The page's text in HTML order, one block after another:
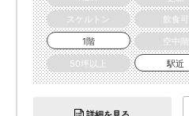
スケルトン
飲食可
1階
空中階
50坪以上
駅近